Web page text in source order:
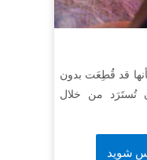
قد قُطِعَت بدون
تُستَرَد من خلال
شوید